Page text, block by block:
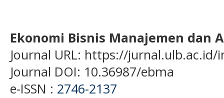
Ekonomi Bisnis Manajemen dan
Journal URL: https://
Journal DOI: 10.36987/ebma
e-ISSN : 2746-2137